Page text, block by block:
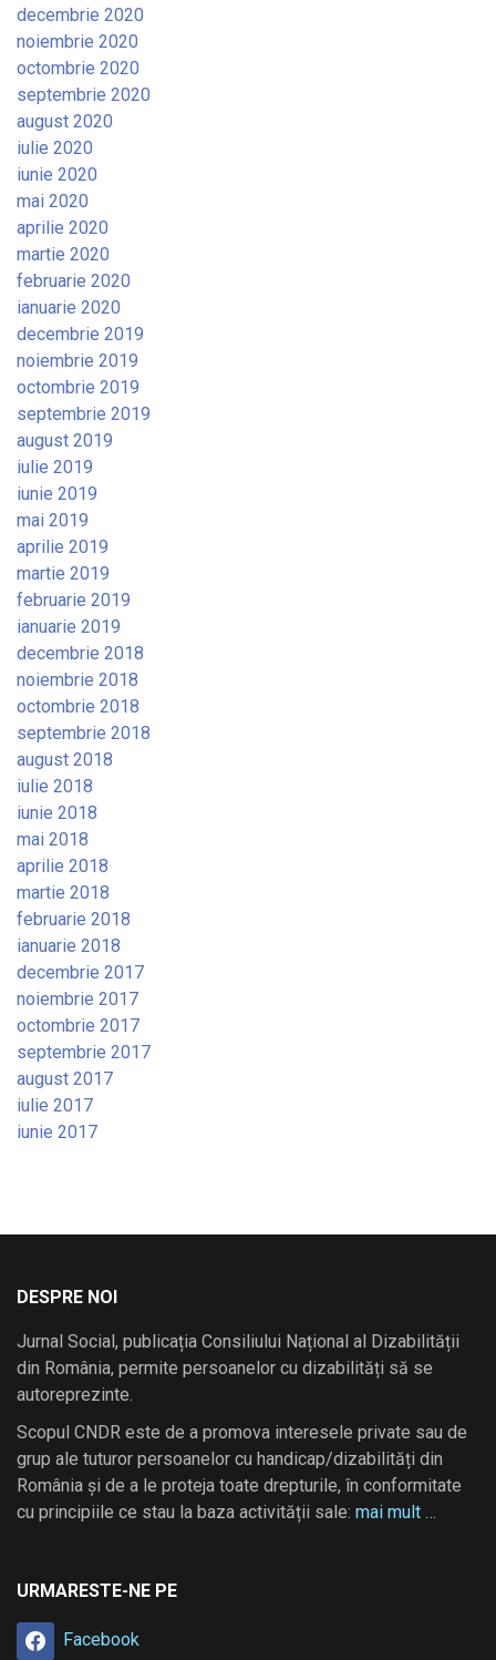
decembrie 2020
noiembrie 2020
octombrie 2020
septembrie 2020
august 2020
iulie 2020
iunie 2020
mai 2020
aprilie 2020
martie 2020
februarie 2020
ianuarie 2020
decembrie 2019
noiembrie 2019
octombrie 2019
septembrie 2019
august 2019
iulie 2019
iunie 2019
mai 2019
aprilie 2019
martie 2019
februarie 2019
ianuarie 2019
decembrie 2018
noiembrie 2018
octombrie 2018
septembrie 2018
august 2018
iulie 2018
iunie 2018
mai 2018
aprilie 2018
martie 2018
februarie 2018
ianuarie 2018
decembrie 2017
noiembrie 2017
octombrie 2017
septembrie 2017
august 2017
iulie 2017
iunie 2017
DESPRE NOI
Jurnal Social, publicația Consiliului Național al Dizabilității
din România, permite persoanelor cu dizabilități să se
autoreprezinte.
Scopul CNDR este de a promova interesele private sau de
grup ale tuturor persoanelor cu handicap/dizabilități din
România și de a le proteja toate drepturile, în conformitate
cu principiile ce stau la baza activității sale: mai mult …
URMARESTE-NE PE
Facebook